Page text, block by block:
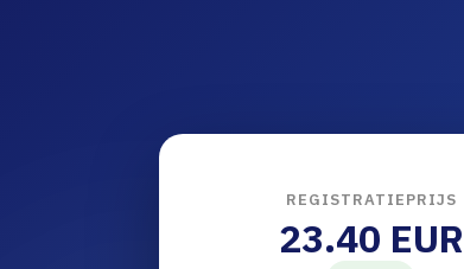
REGISTRATIEPRIJS
23.40 EUR